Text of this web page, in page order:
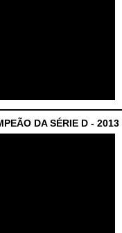
DA SÉRIE D - 2013